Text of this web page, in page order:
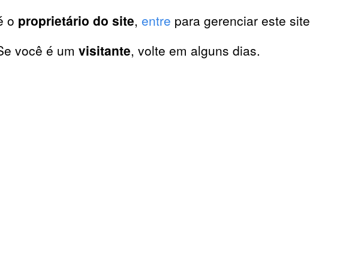
o proprietário do site, entre para gerenciar este site
você é um visitante, volte em alguns dias.